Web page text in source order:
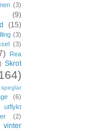
(3)
(9)
(15)
(3)
(3)
Rea
Skrot
speglar
(6)
utflykt
(2)
vinter